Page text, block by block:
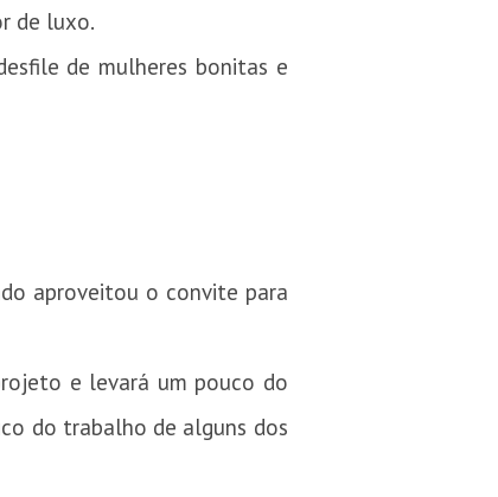
de luxo.
de mulheres bonitas e
aproveitou o convite para
e levará um pouco do
do trabalho de alguns dos